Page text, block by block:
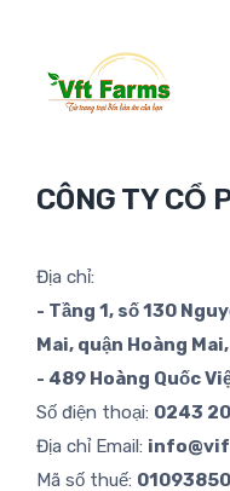
CÔNG TY CỔ
Địa chỉ:
- Tầng 1, số 130
Mai, quận Hoàng Mai,
- 489 Hoàng Quốc
Số điện thoại: 0243
Địa chỉ Email:
Mã số thuế: